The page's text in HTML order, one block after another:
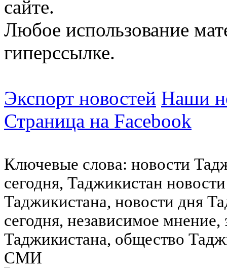
сайте.
Любое использование
гиперссылке.
Экспорт новостей Наши
Страница на Facebook
Ключевые слова: новости
сегодня, Таджикистан
Таджикистана, новости дня
сегодня, независимое
Таджикистана, общество
СМИ